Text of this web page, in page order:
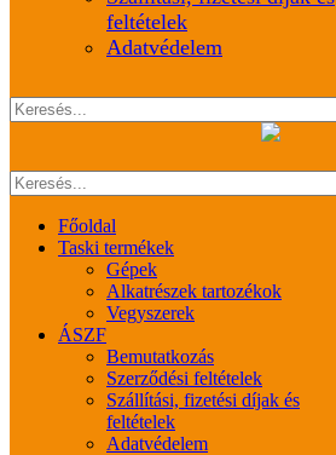
feltételek
Adatvédelem
Főoldal
Taski termékek
Gépek
Alkatrészek tartozékok
Vegyszerek
ÁSZF
Bemutatkozás
Szerződési feltételek
Szállítási, fizetési díjak és
feltételek
Adatvédelem